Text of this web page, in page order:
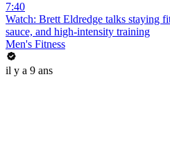
7:40
Watch: Brett Eldredge talks staying
sauce, and high-intensity training
Men's Fitness
il y a 9 ans